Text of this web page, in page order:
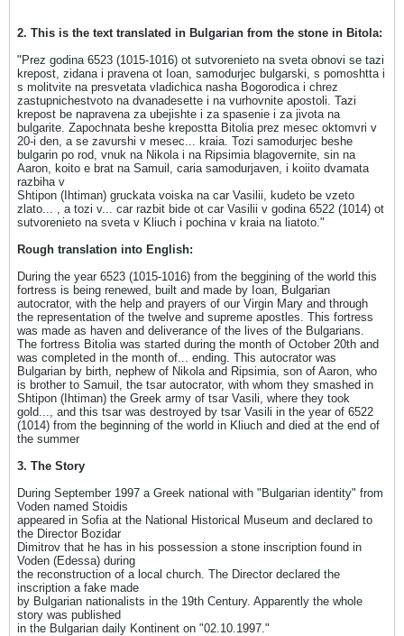
2. This is the text translated in Bulgarian from the stone in Bitola:
"Prez godina 6523 (1015-1016) ot sutvorenieto na sveta obnovi se tazi
krepost, zidana i pravena ot Ioan, samodurjec bulgarski, s pomoshtta i
s molitvite na presvetata vladichica nasha Bogorodica i chrez
zastupnichestvoto na dvanadesette i na vurhovnite apostoli. Tazi
krepost be napravena za ubejishte i za spasenie i za jivota na
bulgarite. Zapochnata beshe krepostta Bitolia prez mesec oktomvri v
20-i den, a se zavurshi v mesec... kraia. Tozi samodurjec beshe
bulgarin po rod, vnuk na Nikola i na Ripsimia blagovernite, sin na
Aaron, koito e brat na Samuil, caria samodurjaven, i koiito dvamata
razbiha v
Shtipon (Ihtiman) gruckata voiska na car Vasilii, kudeto be vzeto
zlato... , a tozi v... car razbit bide ot car Vasilii v godina 6522 (1014) ot
sutvorenieto na sveta v Kliuch i pochina v kraia na liatoto."
Rough translation into English:
During the year 6523 (1015-1016) from the beggining of the world this
fortress is being renewed, built and made by Ioan, Bulgarian
autocrator, with the help and prayers of our Virgin Mary and through
the representation of the twelve and supreme apostles. This fortress
was made as haven and deliverance of the lives of the Bulgarians.
The fortress Bitolia was started during the month of October 20th and
was completed in the month of... ending. This autocrator was
Bulgarian by birth, nephew of Nikola and Ripsimia, son of Aaron, who
is brother to Samuil, the tsar autocrator, with whom they smashed in
Shtipon (Ihtiman) the Greek army of tsar Vasili, where they took
gold..., and this tsar was destroyed by tsar Vasili in the year of 6522
(1014) from the beginning of the world in Kliuch and died at the end of
the summer
3. The Story
During September 1997 a Greek national with "Bulgarian identity" from
Voden named Stoidis
appeared in Sofia at the National Historical Museum and declared to
the Director Bozidar
Dimitrov that he has in his possession a stone inscription found in
Voden (Edessa) during
the reconstruction of a local church. The Director declared the
inscription a fake made
by Bulgarian nationalists in the 19th Century. Apparently the whole
story was published
in the Bulgarian daily Kontinent on "02.10.1997."